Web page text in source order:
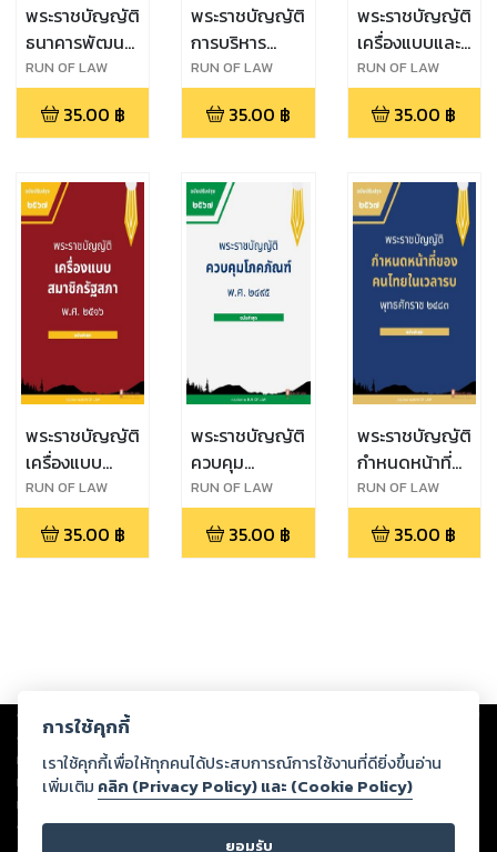
พระราชบัญญัติ
ธนาคารพัฒนา
วิสาหกิจขนาด
กลางและขนาด
ย่อมแห่ง
RUN OF LAW
35.00 ฿
พระราชบัญญัติ
การบริหาร
องค์กรศาสนา
อิสลาม พ.ศ.
๒๕๔๐
RUN OF LAW
35.00 ฿
พระราชบัญญัติ
เครื่องแบบและ
บัตรประจำตัว
เจ้าหน้าที่
กรุงเทพมหานคร
RUN OF LAW
35.00 ฿
พระราชบัญญัติ
เครื่องแบบ
สมาชิกรัฐสภา
พ.ศ. ๒๕๑๖
RUN OF LAW
35.00 ฿
พระราชบัญญัติ
ควบคุม
โภคภัณฑ์ พ.ศ.
๒๔๙๕
RUN OF LAW
35.00 ฿
พระราชบัญญัติ
กำหนดหน้าที่
ของคนไทยใน
เวลารบ
พุทธศักราช
RUN OF LAW
35.00 ฿
Copyright © 2026
ต่อผลงานหรือเนื้อหาใดที่อัปโหลดผ่านเว็บไซต์และปรากฏว่าละเมิดสิทธิใน
ทรัพย์สินทางปัญญาของบุคคลอื่นหรือขัดต่อกฎหมายและศีลธรรม ดังนั้น ผู้อ่าน
ทุกท่านโปรดใช้วิจารณญาณในการกลั่นกรองด้วยตนเอง และหากท่านพบว่าส่วน
หนึ่งส่วนใดขัดต่อกฎหมายและศีลธรรม กรุณาแจ้งมายังบริษัท เพื่อทีมงานจะได้
ดำเนินการในทันที ทั้งนี้ ทางสตอรี่ล็อกขอสงวนลิขสิทธิ์ตามพระราชบัญญัติ
การใช้คุกกี้
เราใช้คุกกี้เพื่อให้ทุกคนได้ประสบการณ์การใช้งานที่ดียิ่งขึ้นอ่าน
เพิ่มเติม คลิก (Privacy Policy) และ (Cookie Policy)
ยอมรับ